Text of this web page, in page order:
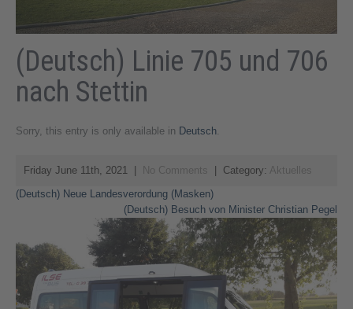
(Deutsch) Linie 705 und 706
nach Stettin
Sorry, this entry is only available in Deutsch
Friday June 11th, 2021 | No Comments | Category: Aktuelles
Post
navigation
(Deutsch) Neue Landesverordung (Masken)
(Deutsch) Besuch von Minister Christian Pegel